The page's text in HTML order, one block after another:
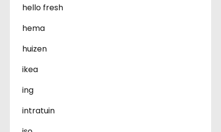
hello fresh
hema
huizen
ikea
ing
intratuin